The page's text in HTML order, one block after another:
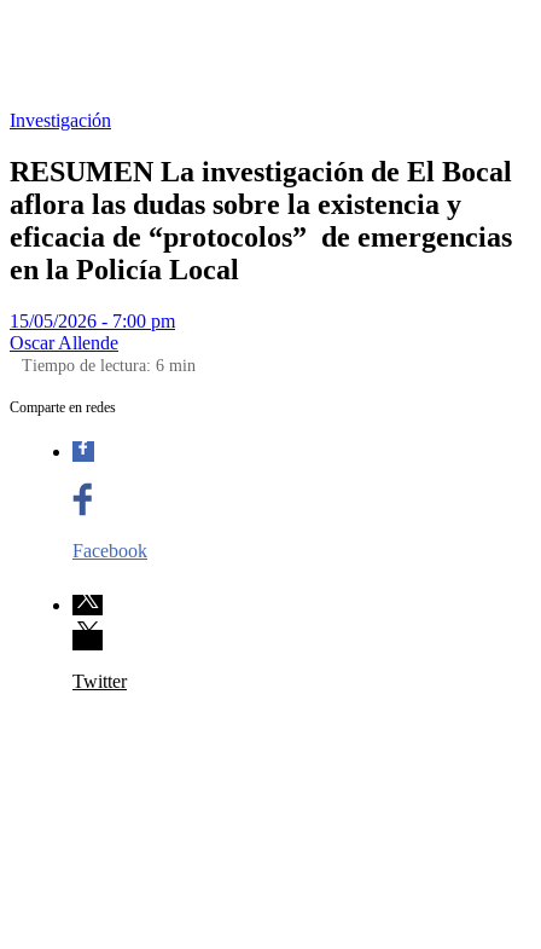
Investigación
RESUMEN La investigación de El Bocal
aflora las dudas sobre la existencia y
eficacia de “protocolos” de emergencias
en la Policía Local
15/05/2026 - 7:00 pm
Oscar Allende
Tiempo de lectura: 6 min
Comparte en redes
Facebook
Twitter